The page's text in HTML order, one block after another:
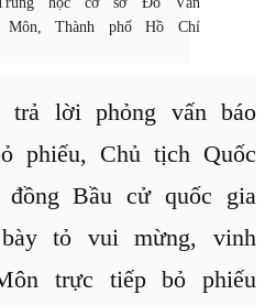
Thành phố Hồ Chí
trả lời phỏng vấn báo
phiếu, Chủ tịch Quốc
Bầu cử quốc gia
tỏ vui mừng, vinh
trực tiếp bỏ phiếu